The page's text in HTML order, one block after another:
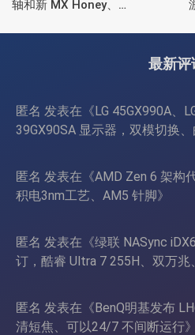
轴和新 MX Honey、
最新评
匿名 发表在《LG 45GX990A、
39GX90SA 显示器，双模切换
匿名 发表在《AMD Zen 6 架构
积电3nm工艺、AM5 针脚》
匿名 发表在《绿联 NASync
订，酷睿 Ultra 7 255H、双万兆
匿名 发表在《BenQ明基发布
清短焦、可以24/7 不间断运行》